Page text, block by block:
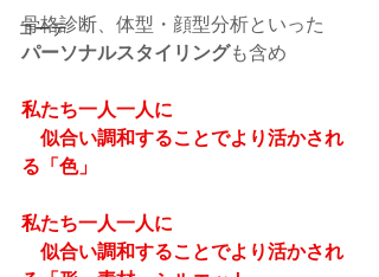
コーデ
骨格診断、体型・顔型分析といった
パーソナルスタイリングも含め
私たち一人一人に
似合い調和することでより活かされ
る「色」
私たち一人一人に
似合い調和することでより活かされ